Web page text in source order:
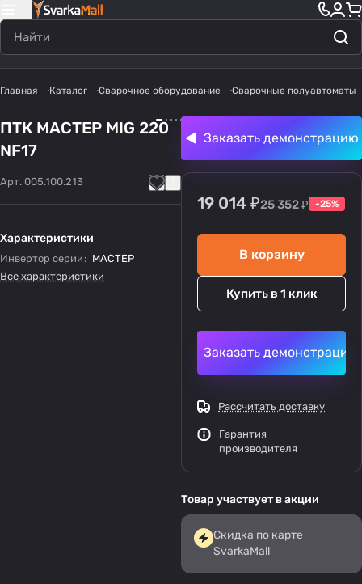
Главная Каталог Сварочное оборудование Сварочные полуавтоматы
ПТК МАСТЕР MIG 220
NF17
Арт. 005.100.213
Характеристики
Инвертор серии : МАСТЕР
Все характеристики
Заказать демонстрацию
19 014 ₽25 352 ₽ -25%
В корзину
Купить в 1 клик
Заказать демонстрацию
Рассчитать доставку
Гарантия
производителя
Товар участвует в акции
Скидка по карте
SvarkaMall